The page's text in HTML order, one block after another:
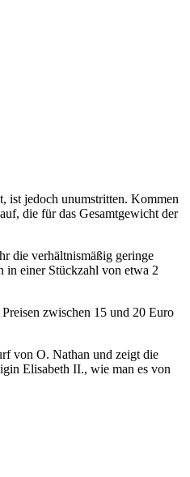
ist jedoch unumstritten. Kommen
die für das Gesamtgewicht der
die verhältnismäßig geringe
in einer Stückzahl von etwa 2
zwischen 15 und 20 Euro
von O. Nathan und zeigt die
Elisabeth II., wie man es von